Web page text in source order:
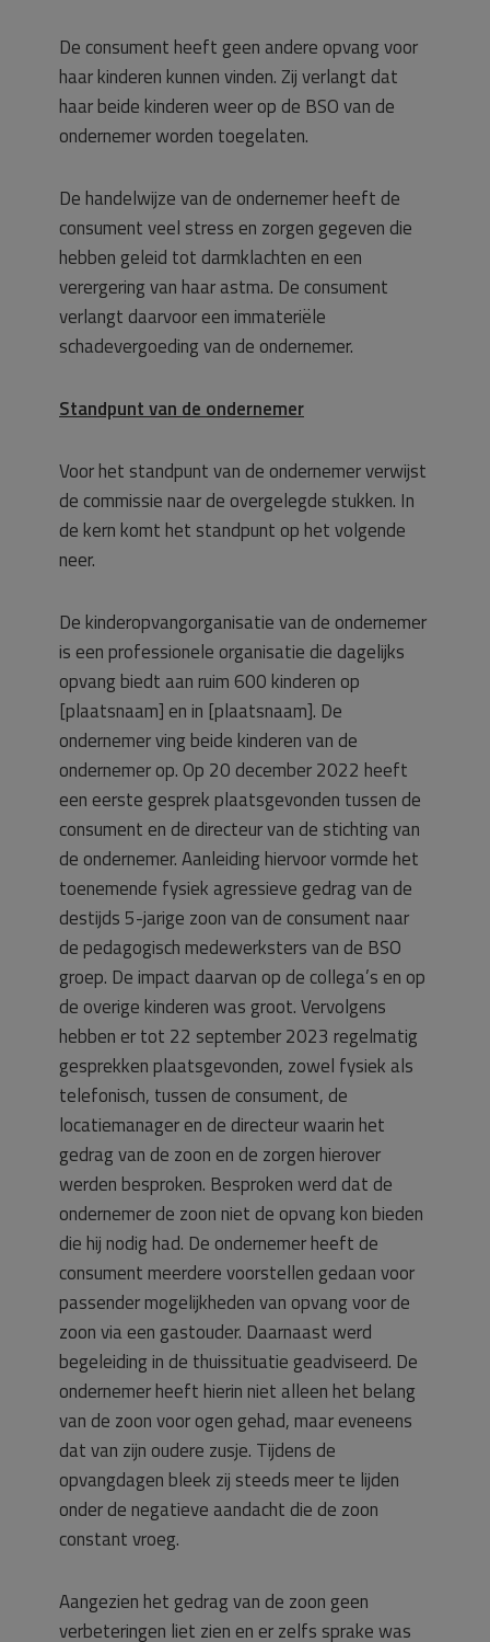
De consument heeft geen andere opvang voor
haar kinderen kunnen vinden. Zij verlangt dat
haar beide kinderen weer op de BSO van de
ondernemer worden toegelaten.
De handelwijze van de ondernemer heeft de
consument veel stress en zorgen gegeven die
hebben geleid tot darmklachten en een
verergering van haar astma. De consument
verlangt daarvoor een immateriële
schadevergoeding van de ondernemer.
Standpunt van de ondernemer
Voor het standpunt van de ondernemer verwijst
de commissie naar de overgelegde stukken. In
de kern komt het standpunt op het volgende
neer.
De kinderopvangorganisatie van de ondernemer
is een professionele organisatie die dagelijks
opvang biedt aan ruim 600 kinderen op
[plaatsnaam] en in [plaatsnaam]. De
ondernemer ving beide kinderen van de
ondernemer op. Op 20 december 2022 heeft
een eerste gesprek plaatsgevonden tussen de
consument en de directeur van de stichting van
de ondernemer. Aanleiding hiervoor vormde het
toenemende fysiek agressieve gedrag van de
destijds 5-jarige zoon van de consument naar
de pedagogisch medewerksters van de BSO
groep. De impact daarvan op de collega’s en op
de overige kinderen was groot. Vervolgens
hebben er tot 22 september 2023 regelmatig
gesprekken plaatsgevonden, zowel fysiek als
telefonisch, tussen de consument, de
locatiemanager en de directeur waarin het
gedrag van de zoon en de zorgen hierover
werden besproken. Besproken werd dat de
ondernemer de zoon niet de opvang kon bieden
die hij nodig had. De ondernemer heeft de
consument meerdere voorstellen gedaan voor
passender mogelijkheden van opvang voor de
zoon via een gastouder. Daarnaast werd
begeleiding in de thuissituatie geadviseerd. De
ondernemer heeft hierin niet alleen het belang
van de zoon voor ogen gehad, maar eveneens
dat van zijn oudere zusje. Tijdens de
opvangdagen bleek zij steeds meer te lijden
onder de negatieve aandacht die de zoon
constant vroeg.
Aangezien het gedrag van de zoon geen
verbeteringen liet zien en er zelfs sprake was